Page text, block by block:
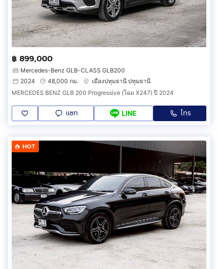
฿ 899,000
Mercedes-Benz GLB-CLASS GLB200
2024
48,000 กม.
เมืองปทุมธานี ปทุมธานี
MERCEDES BENZ GLB 200 Progressive (โฉม X247) ปี 2024
แชท LINE โทร
HOT